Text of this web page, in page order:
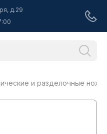
д.29
и разделочные ножи